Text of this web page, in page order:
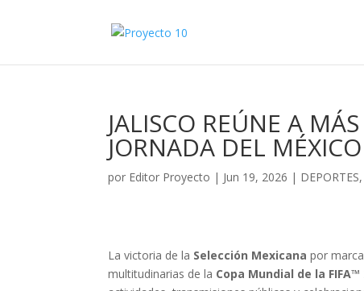
JALISCO REÚNE A
JORNADA DEL
por Editor Proyecto | Jun 19, 2026 | DEPORTES,
La victoria de la Selección Mexicana por
multitudinarias de la Copa Mundial de la FIFA™